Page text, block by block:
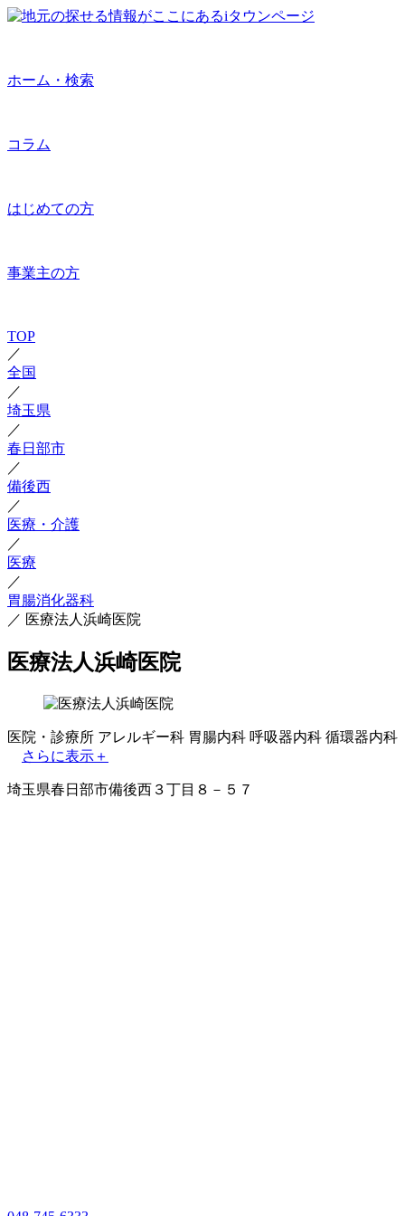
ホーム・検索
コラム
はじめての方
事業主の方
TOP
／
全国
／
埼玉県
／
春日部市
／
備後西
／
医療・介護
／
医療
／
胃腸消化器科
／ 医療法人浜崎医院
医療法人浜崎医院
医院・診療所 アレルギー科 胃腸内科 呼吸器内科 循環器内科
さらに表示＋
埼玉県春日部市備後西３丁目８－５７